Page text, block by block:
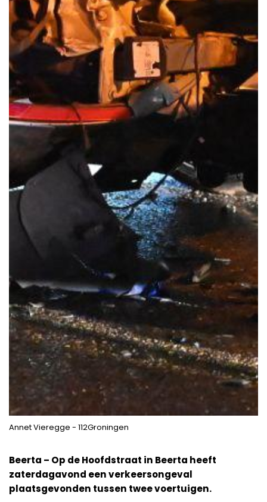
Annet Vieregge - 112Groningen
Beerta – Op de Hoofdstraat in Beerta heeft
zaterdagavond een verkeersongeval
plaatsgevonden tussen twee voertuigen.